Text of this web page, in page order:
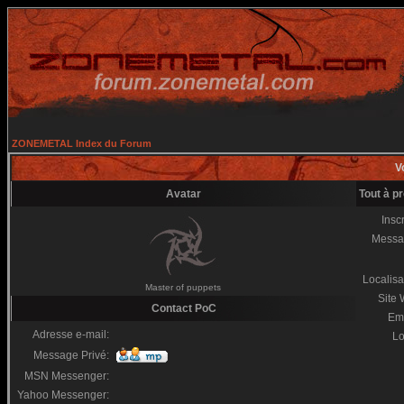
ZONEMETAL Index du Forum
Avatar Tout à
Master of puppets
Site
Contact PoC
Adresse e-mail:
Message Privé:
MSN Messenger:
Yahoo Messenger: